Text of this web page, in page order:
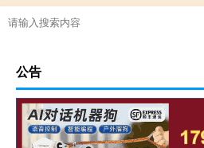
公告